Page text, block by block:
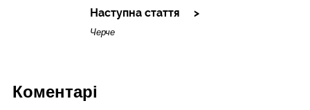
Наступна стаття
Черче
Коментарі